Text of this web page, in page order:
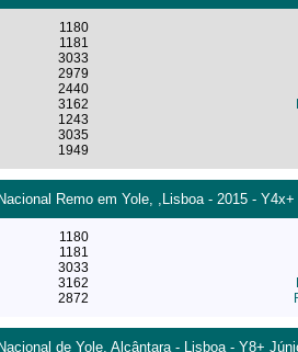
1180
1181
3033
2979
2440
3162
1243
3035
1949
Remo em Yole, ,Lisboa - 2015 -
1180
1181
3033
3162
2872
de Yole, Alcântara - Lisboa - Y8+